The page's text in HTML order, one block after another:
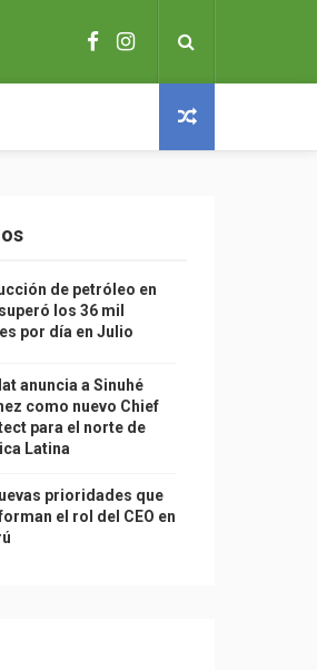
de petróleo en
los 36 mil
por día en Julio
anuncia a Sinuhé
como nuevo Chief
para el norte de
Latina
prioridades que
el rol del CEO en